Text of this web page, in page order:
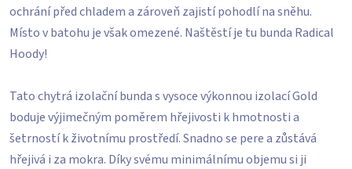
ochrání před chladem a zároveň zajistí pohodlí na sněhu.
Místo v batohu je však omezené. Naštěstí je tu bunda Radical
Hoody!
Tato chytrá izolační bunda s vysoce výkonnou izolací Gold
boduje výjimečným poměrem hřejivosti k hmotnosti a
šetrností k životnímu prostředí. Snadno se pere a zůstává
hřejivá i za mokra. Díky svému minimálnímu objemu si ji